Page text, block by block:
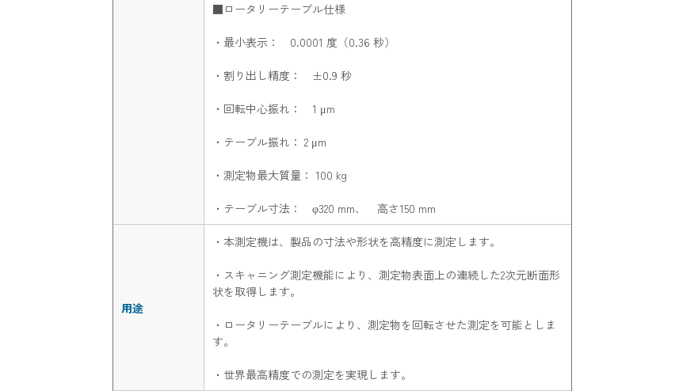
■ロータリーテーブル仕様
・最小表示： 0.0001 度（0.36 秒）
・割り出し精度： ±0.9 秒
・回転中心振れ： 1 μm
・テーブル振れ： 2 μm
・測定物最大質量： 100 kg
・テーブル寸法： φ320 mm、 高さ150 mm
用途
・本測定機は、製品の寸法や形状を高精度に測定します。
・スキャニング測定機能により、測定物表面上の連続した2次元断面形
状を取得します。
・ロータリーテーブルにより、測定物を回転させた測定を可能としま
す。
・世界最高精度での測定を実現します。